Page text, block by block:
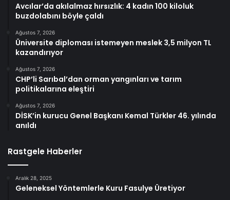
Avcılar’da akılalmaz hırsızlık: 4 kadın 100 kiloluk
buzdolabını böyle çaldı
Ağustos 7, 2026
Üniversite diploması istemeyen meslek 3,5 milyon TL
kazandırıyor
Ağustos 7, 2026
CHP’li Sarıbal’dan orman yangınları ve tarım
politikalarına eleştiri
Ağustos 7, 2026
DİSK’in kurucu Genel Başkanı Kemal Türkler 46. yılında
anıldı
Rastgele Haberler
Aralık 28, 2025
Geleneksel Yöntemlerle Kuru Fasulye Üretiyor